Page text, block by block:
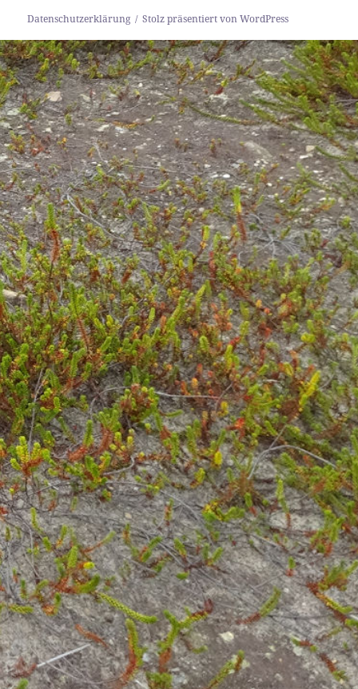
Datenschutzerklärung Stolz präsentiert von WordPress